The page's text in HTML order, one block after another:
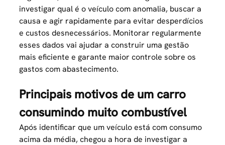
investigar qual é o veículo com anomalia, buscar a
causa e agir rapidamente para evitar desperdícios
e custos desnecessários. Monitorar regularmente
esses dados vai ajudar a construir uma gestão
mais eficiente e garante maior controle sobre os
gastos com abastecimento.
Principais motivos de um carro
consumindo muito combustível
Após identificar que um veículo está com consumo
acima da média, chegou a hora de investigar a